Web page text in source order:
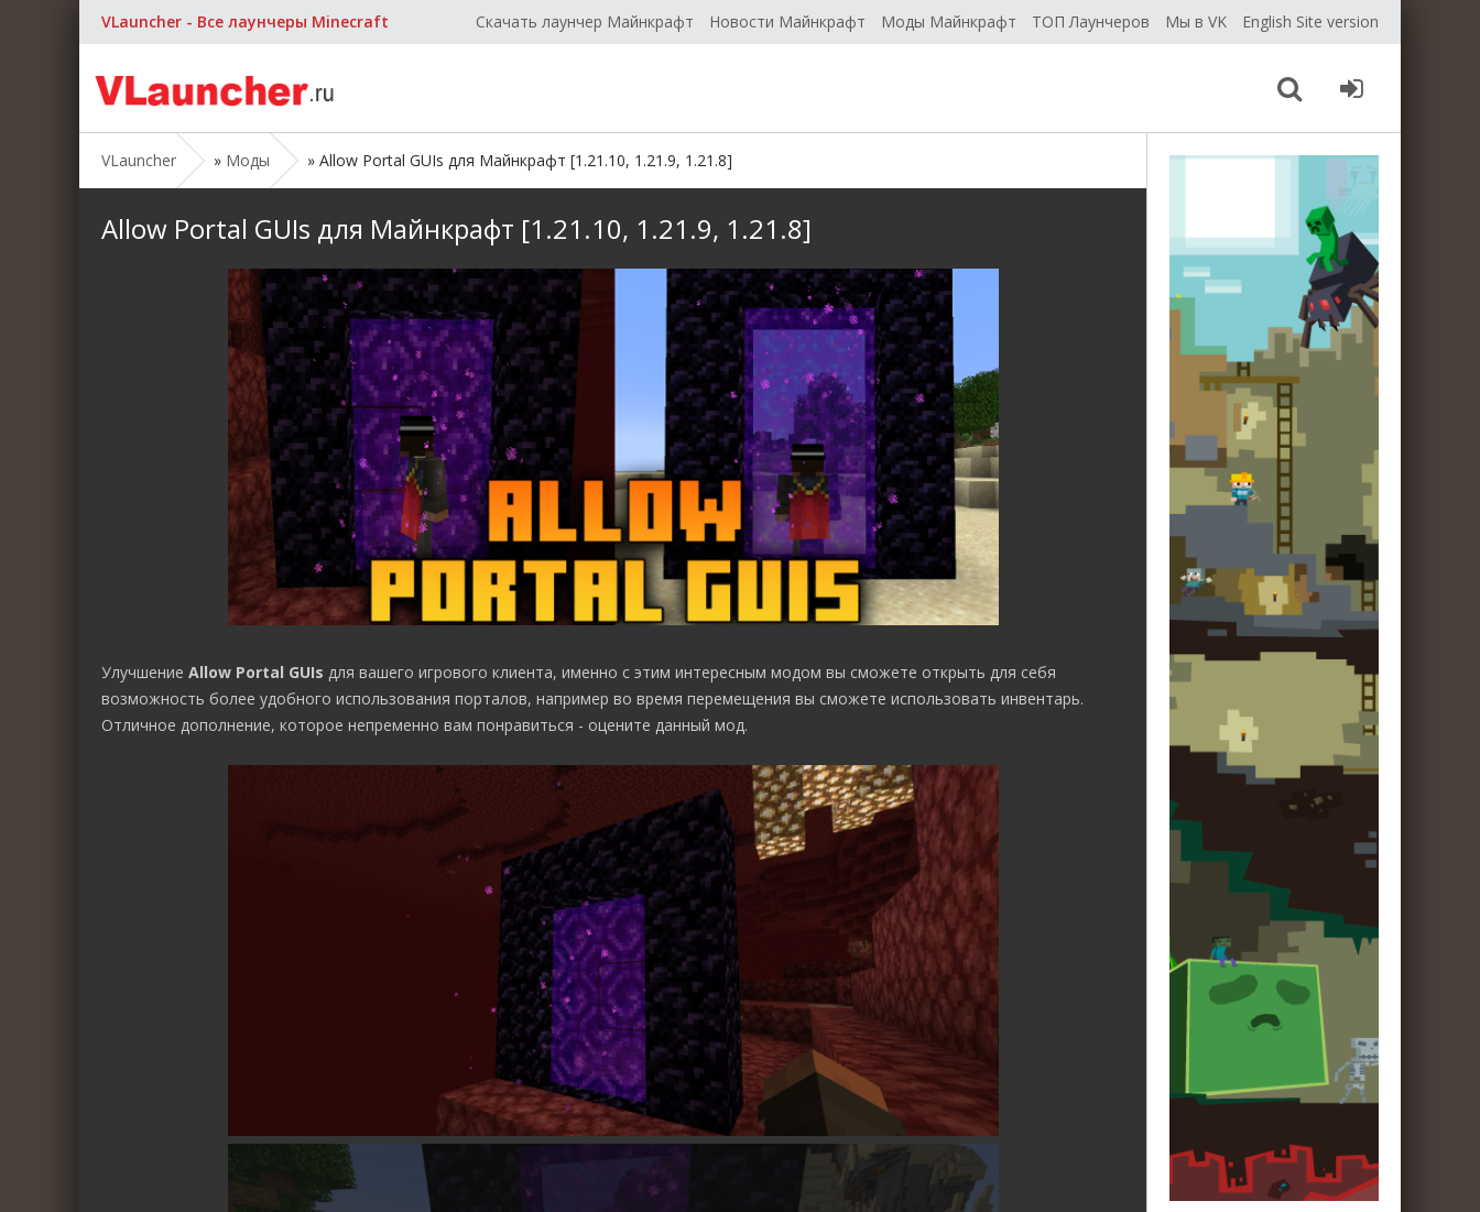
VLauncher - Все лаунчеры Minecraft Скачать лаунчер Майнкрафт Новости Майнкрафт Моды Майнкрафт ТОП Лаунчеров Мы в VK English Site version
VLauncher » Моды » Allow Portal GUIs для Майнкрафт [1.21.10, 1.21.9, 1.21.8]
Allow Portal GUIs для Майнкрафт [1.21.10, 1.21.9, 1.21.8]
Улучшение Allow Portal GUIs для вашего игрового клиента, именно с этим интересным модом вы сможете открыть для себя
возможность более удобного использования порталов, например во время перемещения вы сможете использовать инвентарь.
Отличное дополнение, которое непременно вам понравиться - оцените данный мод.